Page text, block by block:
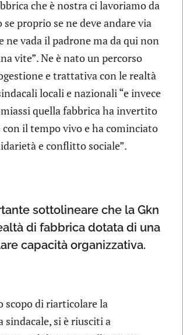
che è nostra ci lavoriamo da
proprio se ne deve andare via
ne vada il padrone ma da qui non
vite”. Ne è nato un percorso
e trattativa con le realtà
locali e nazionali “e invece
quella fabbrica ha invertito
il tempo vivo e ha cominciato
e conflitto sociale”.
sottolineare che la Gkn
di fabbrica dotata di una
capacità organizzativa.
scopo di riarticolare la
sindacale, si è riusciti a